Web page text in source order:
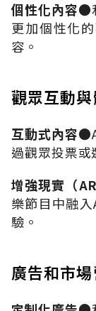
個性化內容●
更加個性化
容。
觀眾互動
互動式內容
過觀眾投票或
增強現實（AR
樂節目中融入
驗。
廣告和市